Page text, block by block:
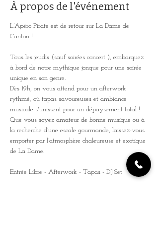
À propos de l'événement
L’Apéro Pirate est de retour sur La Dame de
Canton !
Tous les jeudis (sauf soirées concert ), embarquez
à bord de notre mythique jonque pour une soirée
unique en son genre.
Dès 19h, on vous attend pour un afterwork
rythmé, où tapas savoureuses et ambiance
musicale s'unissent pour un dépaysement total !
Que vous soyez amateur de bonne musique ou à
la recherche d’une escale gourmande, laissez-vous
emporter par l’atmosphère chaleureuse et exotique
de La Dame.
Entrée Libre - Afterwork - Tapas - DJ Set